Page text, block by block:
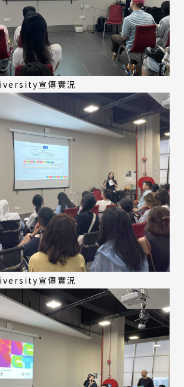
宣傳實況
宣傳實況